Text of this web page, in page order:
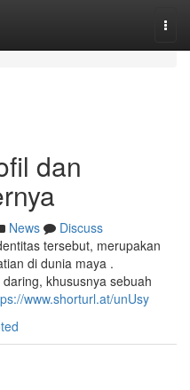
dan
News
Discuss
tersebut, merupakan
di dunia maya .
khususnya sebuah
www.shorturl.at/unUsy